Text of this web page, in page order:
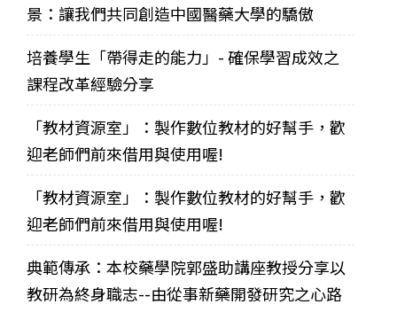
景：讓我們共同創造中國醫藥大學的驕傲
培養學生「帶得走的能力」- 確保學習成效之
課程改革經驗分享
「教材資源室」：製作數位教材的好幫手，歡
迎老師們前來借用與使用喔!
「教材資源室」：製作數位教材的好幫手，歡
迎老師們前來借用與使用喔!
典範傳承：本校藥學院郭盛助講座教授分享以
教研為終身職志--由從事新藥開發研究之心路